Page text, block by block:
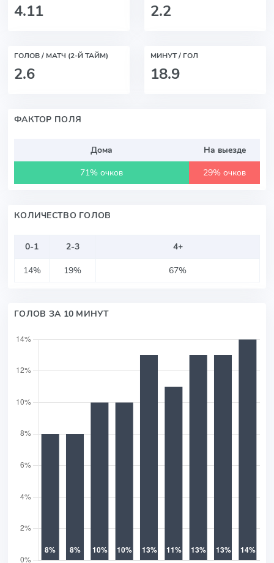
4.11 2.2
ГОЛОВ / МАТЧ (2-Й ТАЙМ)
2.6
МИНУТ / ГОЛ
18.9
ФАКТОР ПОЛЯ
Дома
На выезде
71% очков
29% очков
КОЛИЧЕСТВО ГОЛОВ
0-1 2-3
4+
14%
19% 67%
ГОЛОВ ЗА 10 МИНУТ